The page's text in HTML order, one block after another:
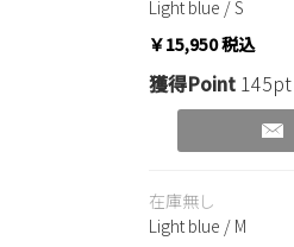
Light blue / S
￥15,950税込
獲得Point 145pt
在庫無し
Light blue / M